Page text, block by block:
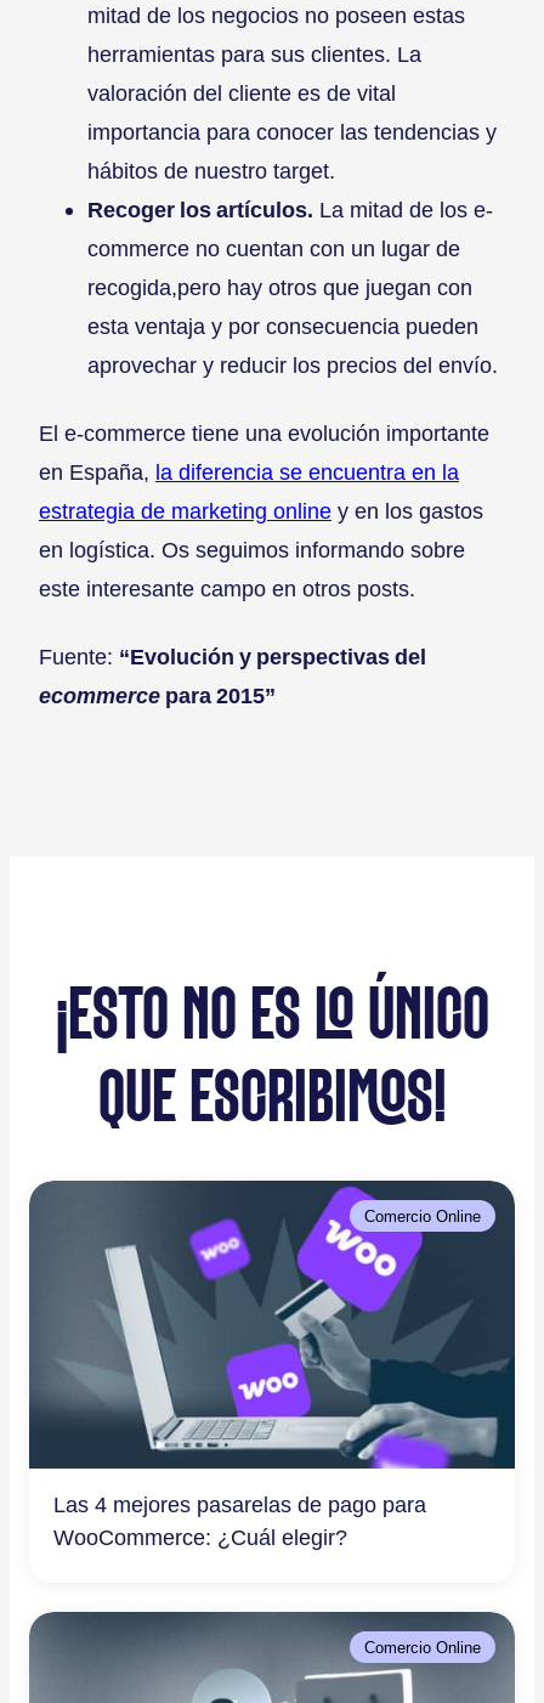
mitad de los negocios no poseen estas
herramientas para sus clientes. La
valoración del cliente es de vital
importancia para conocer las tendencias y
hábitos de nuestro target.
Recoger los artículos. La mitad de los e-
commerce no cuentan con un lugar de
recogida,pero hay otros que juegan con
esta ventaja y por consecuencia pueden
aprovechar y reducir los precios del envío.
El e-commerce tiene una evolución importante
en España, la diferencia se encuentra en la
estrategia de marketing online y en los gastos
en logística. Os seguimos informando sobre
este interesante campo en otros posts.
Fuente: “Evolución y perspectivas del
ecommerce para 2015”
¡ESTO NO ES LO ÚNICO
QUE ESCRIBIMOS!
Comercio Online
Las 4 mejores pasarelas de pago para
WooCommerce: ¿Cuál elegir?
Comercio Online